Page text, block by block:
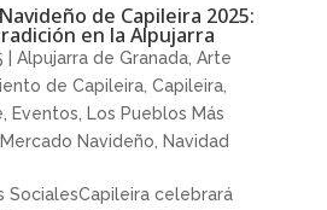
de Capileira 2025:
en la Alpujarra
Alpujarra de Granada, Arte
de Capileira, Capileira,
Eventos
Los Pueblos Más
Mercado Navideño Navidad
SocialesCapileira celebrará